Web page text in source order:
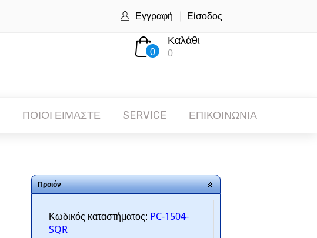
Εγγραφή Είσοδος
0
Καλάθι
0
ΠΟΙΟΙ ΕΙΜΑΣΤΕ SERVICE ΕΠΙΚΟΙΝΩΝΙΑ
Προϊόν
Κωδικός καταστήματος: PC-1504-
SQR